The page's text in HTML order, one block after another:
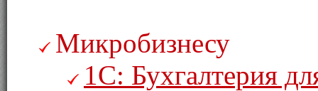
Микробизнесу
1С: Бухгалтерия